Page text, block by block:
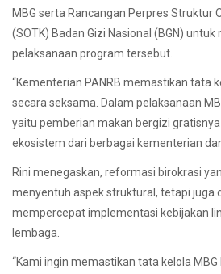
MBG serta Rancangan Perpres Struktur
(SOTK) Badan Gizi Nasional (BGN)
pelaksanaan program tersebut.
“Kementerian PANRB memastikan tata
secara seksama. Dalam pelaksanaan
yaitu pemberian makan bergizi
ekosistem dari berbagai kementerian
Rini menegaskan, reformasi birokrasi
menyentuh aspek struktural, tetapi juga
mempercepat implementasi kebijakan
lembaga.
“Kami ingin memastikan tata kelola